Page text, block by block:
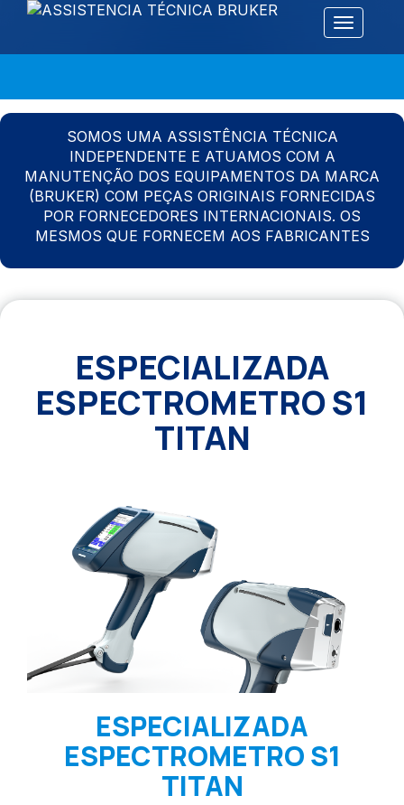
Alternar
SOMOS UMA ASSISTÊNCIA TÉCNICA
INDEPENDENTE E ATUAMOS COM A
MANUTENÇÃO DOS EQUIPAMENTOS DA MARCA
(BRUKER) COM PEÇAS ORIGINAIS FORNECIDAS
POR FORNECEDORES INTERNACIONAIS. OS
MESMOS QUE FORNECEM AOS FABRICANTES
ESPECIALIZADA
ESPECTROMETRO S1
TITAN
ESPECIALIZADA
ESPECTROMETRO S1
TITAN